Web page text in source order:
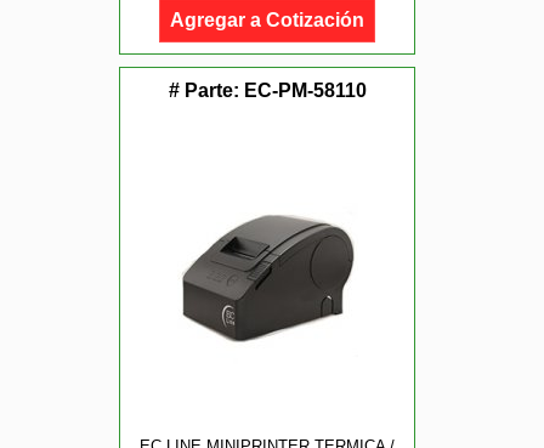
Agregar a Cotización
# Parte: EC-PM-58110